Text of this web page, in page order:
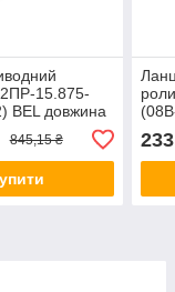
15.875-
BEL довжина
845,15 ₴